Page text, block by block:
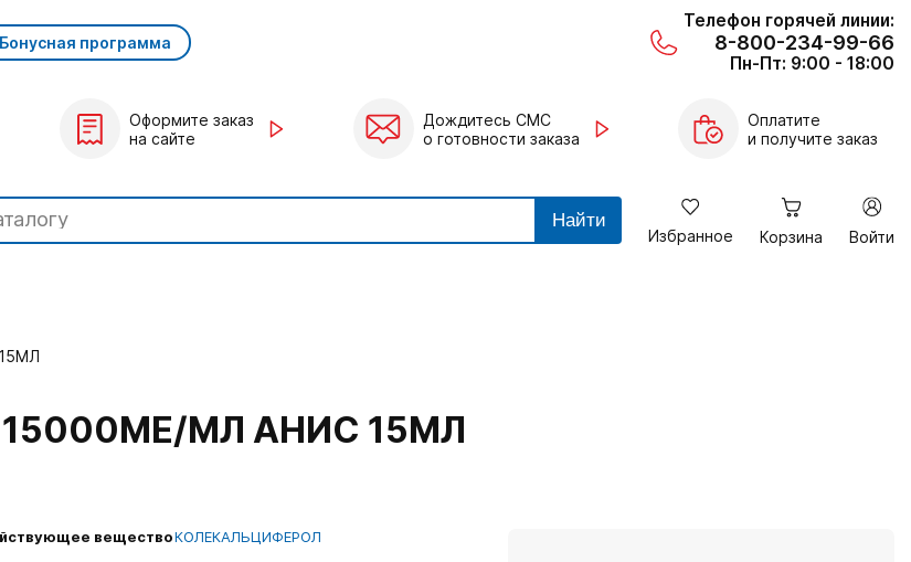
Бонусная программа
Телефон горячей линии:
8-800-234-99-66
Пн-Пт: 9:00 - 18:00
Оформите заказ
на сайте
Дождитесь СМС
о готовности заказа
Оплатите
и получите заказ
Найти
Избранное Корзина Войти
МЛ АНИС 15МЛ
веществоКОЛЕКАЛЬЦИФЕРОЛ